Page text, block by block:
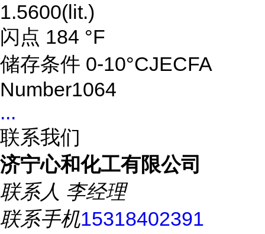
1.5600(lit.)
闪点 184 °F
储存条件 0-10°CJECFA
Number1064
...
联系我们
济宁心和化工有限公司
联系人 李经理
联系手机15318402391